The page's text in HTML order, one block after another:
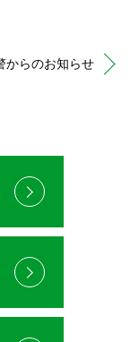
からのお知らせ